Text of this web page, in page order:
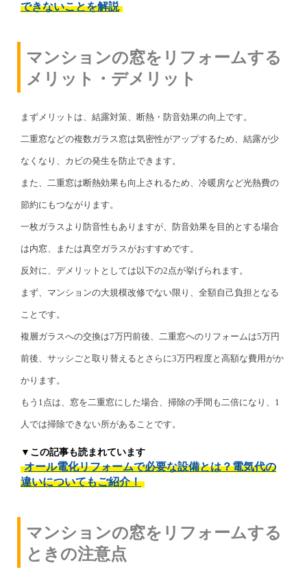
できないことを解説
マンションの窓をリフォームする
メリット・デメリット
まずメリットは、結露対策、断熱・防音効果の向上です。
二重窓などの複数ガラス窓は気密性がアップするため、結露が少
なくなり、カビの発生を防止できます。
また、二重窓は断熱効果も向上されるため、冷暖房など光熱費の
節約にもつながります。
一枚ガラスより防音性もありますが、防音効果を目的とする場合
は内窓、または真空ガラスがおすすめです。
反対に、デメリットとしては以下の2点が挙げられます。
まず、マンションの大規模改修でない限り、全額自己負担となる
ことです。
複層ガラスへの交換は7万円前後、二重窓へのリフォームは5万円
前後、サッシごと取り替えるとさらに3万円程度と高額な費用がか
かります。
もう1点は、窓を二重窓にした場合、掃除の手間も二倍になり、1
人では掃除できない所があることです。
▼この記事も読まれています
オール電化リフォームで必要な設備とは？電気代の
違いについてもご紹介！
マンションの窓をリフォームする
ときの注意点